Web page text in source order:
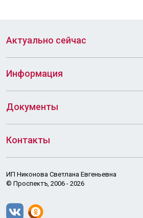
Актуально сейчас
Информация
Документы
Контакты
ИП Никонова Светлана Евгеньевна
© Проспектъ, 2006 - 2026